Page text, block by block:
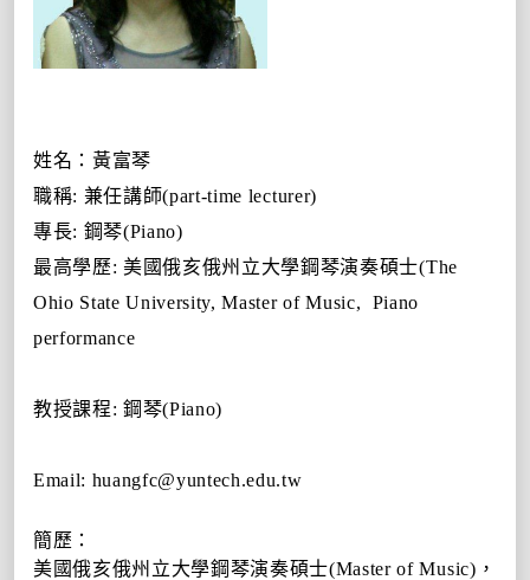
姓名：黃富琴
職稱: 兼任講師(part-time lecturer)
專長: 鋼琴(Piano)
最高學歷:美國俄亥俄州立大學鋼琴演奏碩士(The
Ohio State University, Master of Music,
Piano
performance
教授課程:鋼琴(Piano)
Email: huangfc@yuntech.edu.tw
簡歷：
美國俄亥俄州立大學鋼琴演奏碩士(Master of Music) ，